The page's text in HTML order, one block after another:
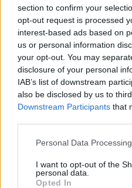
section to confirm your
opt-out request is processed
interest-based ads based on
us or personal information
your opt-out. You may
disclosure of your personal
IAB’s list of downstream
also be disclosed by us to
Downstream Participants that
Personal Data
I want to opt-out of the
personal data.
Opted In
Ανέστης
παρουσιάστρια που
του και η